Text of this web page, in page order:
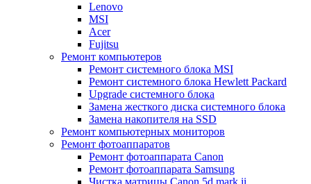
Lenovo
MSI
Acer
Fujitsu
Ремонт компьютеров
Ремонт системного блока MSI
Ремонт системного блока Hewlett Packard
Upgrade системного блока
Замена жесткого диска системного блока
Замена накопителя на SSD
Ремонт компьютерных мониторов
Ремонт фотоаппаратов
Ремонт фотоаппарата Canon
Ремонт фотоаппарата Samsung
Чистка матрицы Canon 5d mark ii